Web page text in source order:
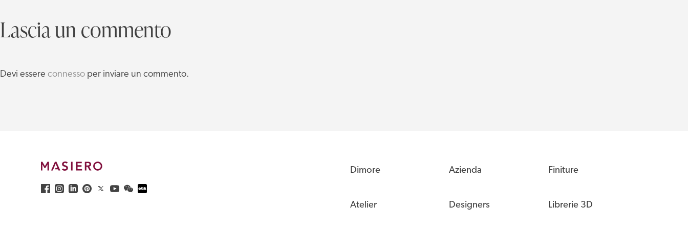
Lascia un commento
Devi essere connesso per inviare un commento.
Dimore
Atelier
Azienda
Designers
Finiture
Librerie 3D